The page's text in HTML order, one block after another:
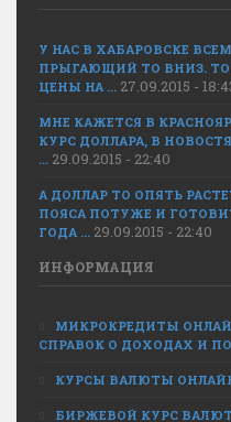
У НАС В ХАБАРОВСКЕ
ПРЫГАЮЩИЙ ТО ВНИЗ. ТО
ЦЕНЫ НА ... 27.09.2015 -
МНЕ КАЖЕТСЯ В
КУРС ДОЛЛАРА, В
... 29.09.2015 - 22:40
А ДОЛЛАР ТО ОПЯТЬ
ПОЯСА ПОТУЖЕ И
ГОДА ... 29.09.2015 - 22:40
ИНФОРМАЦИЯ
МИКРОКРЕДИТЫ
СПРАВОК О ДОХОДАХ И
КУРСЫ ВАЛЮТЫ
БИРЖЕВОЙ КУРС